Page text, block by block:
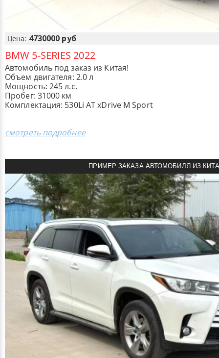
Цена: 4730000 руб
BMW 5-SERIES 2022
Автомобиль под заказ из Китая!
Объем двигателя: 2.0 л
Мощность: 245 л.с.
Пробег: 31000 км
Комплектация: 530Li AT xDrive M Sport
смотреть подробнее
ПРИМЕР ЗАКАЗА АВТОМОБИЛЯ ИЗ